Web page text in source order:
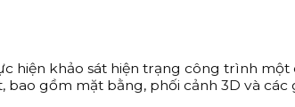
hiện khảo sát hiện trạng công trình
gồm mặt bằng, phối cảnh 3D và